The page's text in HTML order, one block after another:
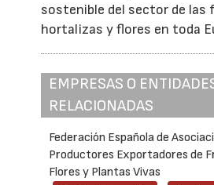
sostenible del sector de las
hortalizas y flores en toda
EMPRESAS O
RELACIONADAS
Federación Española de
Productores Exportadores de
Flores y Plantas Vivas